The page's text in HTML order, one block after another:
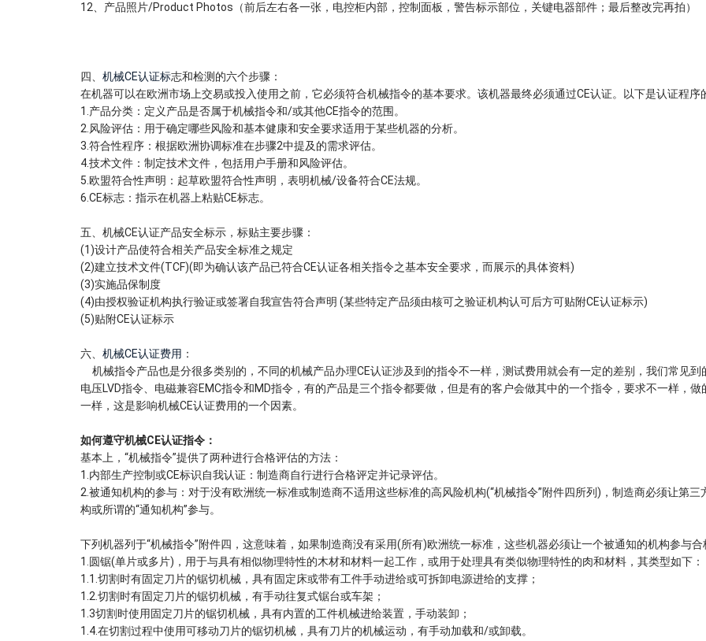
12、产品照片/Product Photos（前后左右各一张，电控柜内部，控制面板，警告标示部位，关键电器部件；最后整改完再拍）
四、 机械CE认证标志和检测的六个步骤：
在机器可以在欧洲市场上交易或投入使用之前，它必须符合机械指令的基本要求。该机器最终必须通过CE认证。以下是认证程序
1.产品分类：定义产品是否属于机械指令和/或其他CE指令的范围。
2.风险评估：用于确定哪些风险和基本健康和安全要求适用于某些机器的分析。
3.符合性程序：根据欧洲协调标准在步骤2中提及的需求评估。
4.技术文件：制定技术文件，包括用户手册和风险评估。
5.欧盟符合性声明：起草欧盟符合性声明，表明机械/设备符合CE法规。
6.CE标志：指示在机器上粘贴CE标志。
五、机械CE认证产品安全标示，标贴主要步骤：
(1)设计产品使符合相关产品安全标准之规定
(2)建立技术文件(TCF)(即为确认该产品已符合CE认证各相关指令之基本安全要求，而展示的具体资料)
(3)实施品保制度
(4)由授权验证机构执行验证或签署自我宣告符合声明 (某些特定产品须由核可之验证机构认可后方可贴附CE认证标示)
(5)贴附CE认证标示
六、 机械CE认证费用 ：
机械指令产品也是分很多类别的，不同的机械产品办理CE认证涉及到的指令不一样，测试费用就会有一定的差别，我们常见到
电压LVD指令、电磁兼容EMC指令和MD指令，有的产品是三个指令都要做，但是有的客户会做其中的一个指令，要求不一样，做
一样，这是影响机械CE认证费用的一个因素。
如何遵守机械CE认证指令：
基本上，“机械指令”提供了两种进行合格评估的方法：
1.内部生产控制或CE标识自我认证：制造商自行进行合格评定并记录评估。
2.被通知机构的参与：对于没有欧洲统一标准或制造商不适用这些标准的高风险机构(“机械指令”附件四所列)，制造商必须让第三
构或所谓的“通知机构”参与。
下列机器列于“机械指令”附件四，这意味着，如果制造商没有采用(所有)欧洲统一标准，这些机器必须让一个被通知的机构参与合
1.圆锯(单片或多片)，用于与具有相似物理特性的木材和材料一起工作，或用于处理具有类似物理特性的肉和材料，其类型如下：
1.1.切割时有固定刀片的锯切机械，具有固定床或带有工件手动进给或可拆卸电源进给的支撑；
1.2.切割时有固定刀片的锯切机械，有手动往复式锯台或车架；
1.3切割时使用固定刀片的锯切机械，具有内置的工件机械进给装置，手动装卸；
1.4.在切割过程中使用可移动刀片的锯切机械，具有刀片的机械运动，有手动加载和/或卸载。